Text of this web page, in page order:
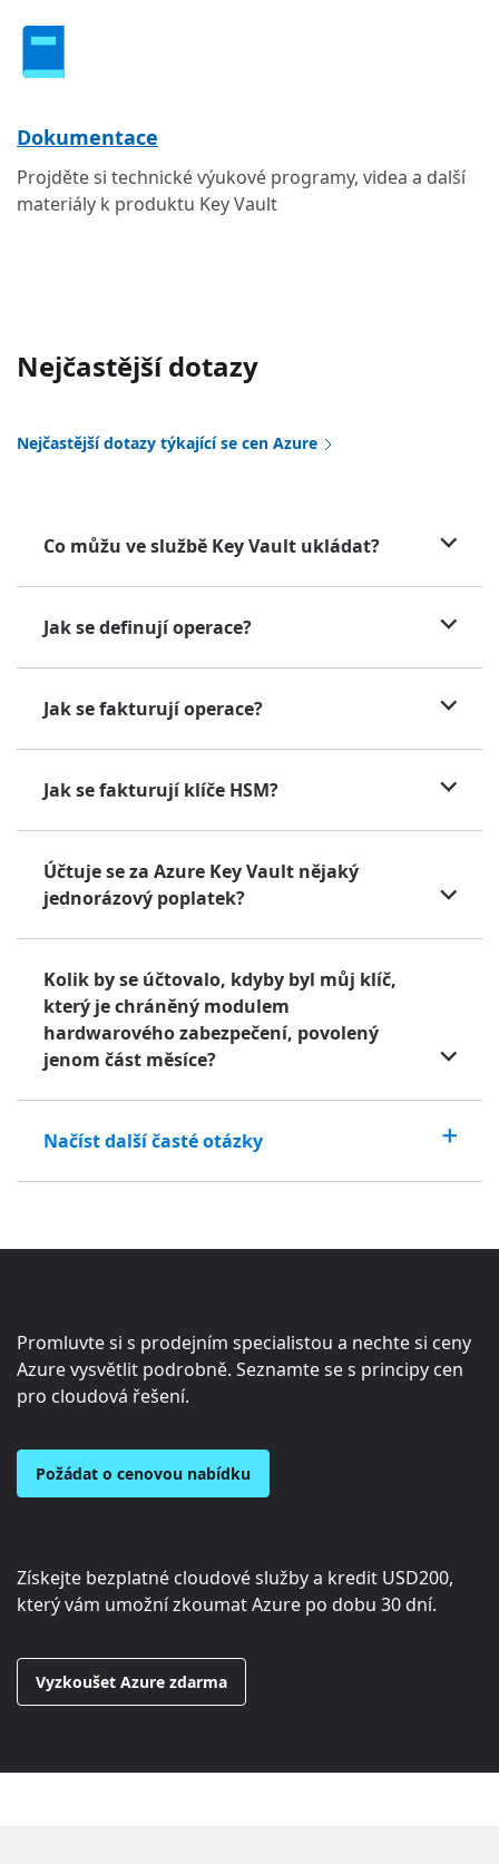
Dokumentace
Projděte si technické výukové programy, videa a další
materiály k produktu Key Vault
Nejčastější dotazy
Nejčastější dotazy týkající se cen Azure
Co můžu ve službě Key Vault ukládat?
Jak se definují operace?
Jak se fakturují operace?
Jak se fakturují klíče HSM?
Účtuje se za Azure Key Vault nějaký
jednorázový poplatek?
Kolik by se účtovalo, kdyby byl můj klíč,
který je chráněný modulem
hardwarového zabezpečení, povolený
jenom část měsíce?
Načíst další časté otázky
Promluvte si s prodejním specialistou a nechte si ceny
Azure vysvětlit podrobně. Seznamte se s principy cen
pro cloudová řešení.
Požádat o cenovou nabídku
Získejte bezplatné cloudové služby a kredit USD200,
který vám umožní zkoumat Azure po dobu 30 dní.
Vyzkoušet Azure zdarma